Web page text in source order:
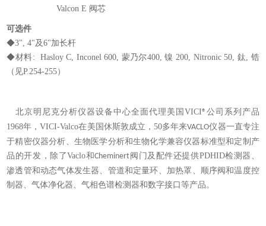
Valcon E 阀芯
可选件
◆3", 4"及6"加长杆
◆材料: Hasloy C, Inconel 600, 蒙乃尔400, 镍 200, Nitronic 50, 鈦, 锆
（见P.254-255）
北京明尼克分析仪器设备中心全面代理美国 VICI® 公司 系列 产品
1968年，VICI-Valco在美国休斯敦成立 ，50多年来VACLO仪器一直专注
于精密仪器分析、生物医学分析和生物化学兼容仪器标准型和定制产
品 的开发 ， 除了Vaclo和Cheminert阀门及配件还提供PDHID检测器、
渗透管和动态气体发生器、 管道和定量环 、 加热罩 、 顺序阀和温度控
制器 、气体净化器 、气相色谱检测器和数字接口等产品。